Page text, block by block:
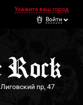
Укажите ваш город
Войти
пр, 47